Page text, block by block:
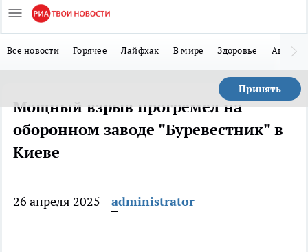
Все новости Горячее Лайфхак В мире Здоровье Авто
Принять
Мощный взрыв прогремел на
оборонном заводе "Буревестник" в
Киеве
26 апреля 2025 administrator